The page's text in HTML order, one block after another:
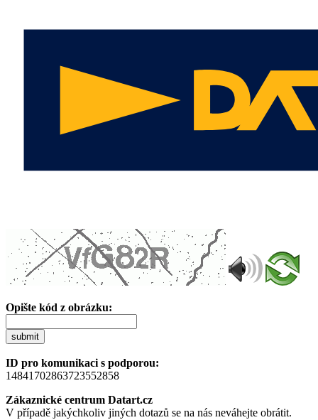
Opište kód z obrázku:
submit
ID pro komunikaci s podporou:
14841702863723552858
Zákaznické centrum Datart.cz
V případě jakýchkoliv jiných dotazů se na nás neváhejte obrátit.